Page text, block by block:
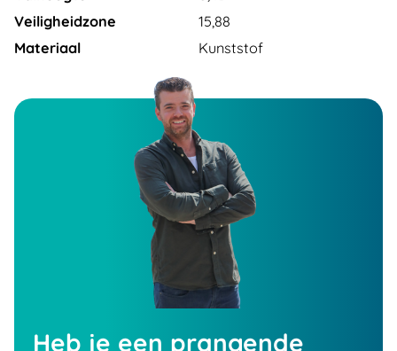
Veiligheidzone
15,88
Materiaal
Kunststof
Heb je een prangende